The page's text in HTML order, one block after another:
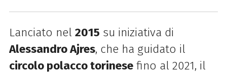
Lanciato nel 2015 su iniziativa di
Alessandro Ajres, che ha guidato il
circolo polacco torinesefino al 2021, il